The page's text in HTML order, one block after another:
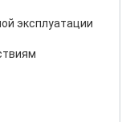
эксплуатации